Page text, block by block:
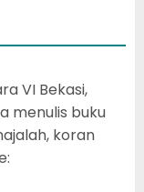
VI Bekasi,
menulis buku
koran